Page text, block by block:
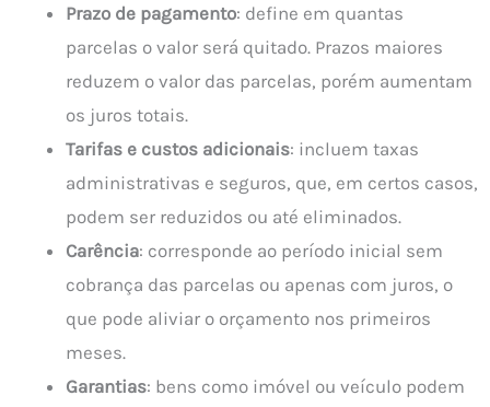
Prazo de pagamento: define em quantas
parcelas o valor será quitado. Prazos maiores
reduzem o valor das parcelas, porém aumentam
os juros totais.
Tarifas e custos adicionais: incluem taxas
administrativas e seguros, que, em certos casos,
podem ser reduzidos ou até eliminados.
Carência: corresponde ao período inicial sem
cobrança das parcelas ou apenas com juros, o
que pode aliviar o orçamento nos primeiros
meses.
Garantias: bens como imóvel ou veículo podem